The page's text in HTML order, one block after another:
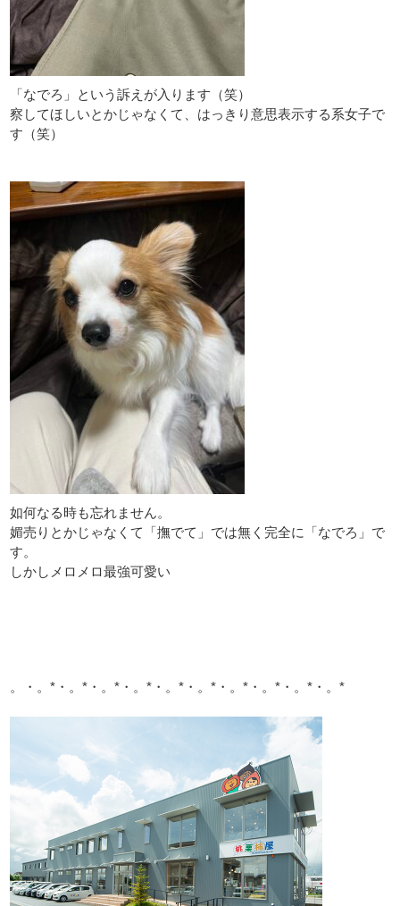
「なでろ」という訴えが入ります（笑）
察してほしいとかじゃなくて、はっきり意思表示する系女子で
す（笑）
如何なる時も忘れません。
媚売りとかじゃなくて「撫でて」では無く完全に「なでろ」で
す。
しかしメロメロ最強可愛い
。・。*・。*・。*・。*・。*・。*・。*・。*・。*・。*